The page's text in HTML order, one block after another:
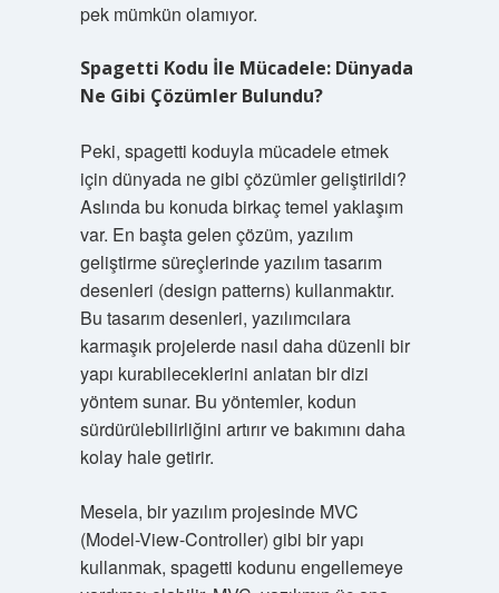
pek mümkün olamıyor.
Spagetti Kodu İle Mücadele: Dünyada
Ne Gibi Çözümler Bulundu?
Peki, spagetti koduyla mücadele etmek
için dünyada ne gibi çözümler geliştirildi?
Aslında bu konuda birkaç temel yaklaşım
var. En başta gelen çözüm, yazılım
geliştirme süreçlerinde yazılım tasarım
desenleri (design patterns) kullanmaktır.
Bu tasarım desenleri, yazılımcılara
karmaşık projelerde nasıl daha düzenli bir
yapı kurabileceklerini anlatan bir dizi
yöntem sunar. Bu yöntemler, kodun
sürdürülebilirliğini artırır ve bakımını daha
kolay hale getirir.
Mesela, bir yazılım projesinde MVC
(Model-View-Controller) gibi bir yapı
kullanmak, spagetti kodunu engellemeye